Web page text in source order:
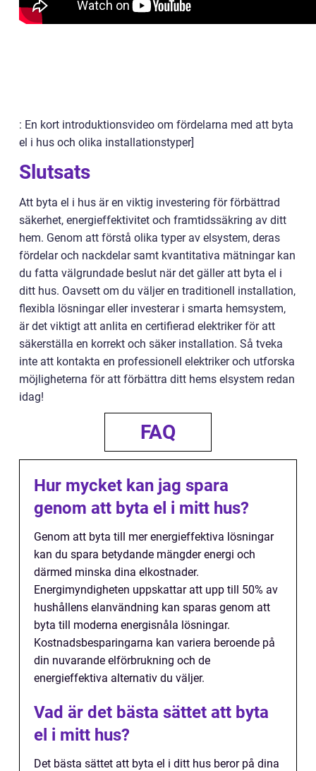
: En kort introduktionsvideo om fördelarna med att byta
el i hus och olika installationstyper]
Slutsats
Att byta el i hus är en viktig investering för förbättrad
säkerhet, energieffektivitet och framtidssäkring av ditt
hem. Genom att förstå olika typer av elsystem, deras
fördelar och nackdelar samt kvantitativa mätningar kan
du fatta välgrundade beslut när det gäller att byta el i
ditt hus. Oavsett om du väljer en traditionell installation,
flexibla lösningar eller investerar i smarta hemsystem,
är det viktigt att anlita en certifierad elektriker för att
säkerställa en korrekt och säker installation. Så tveka
inte att kontakta en professionell elektriker och utforska
möjligheterna för att förbättra ditt hems elsystem redan
idag!
FAQ
Hur mycket kan jag spara
genom att byta el i mitt hus?
Genom att byta till mer energieffektiva lösningar
kan du spara betydande mängder energi och
därmed minska dina elkostnader.
Energimyndigheten uppskattar att upp till 50% av
hushållens elanvändning kan sparas genom att
byta till moderna energisnåla lösningar.
Kostnadsbesparingarna kan variera beroende på
din nuvarande elförbrukning och de
energieffektiva alternativ du väljer.
Vad är det bästa sättet att byta
el i mitt hus?
Det bästa sättet att byta el i ditt hus beror på dina